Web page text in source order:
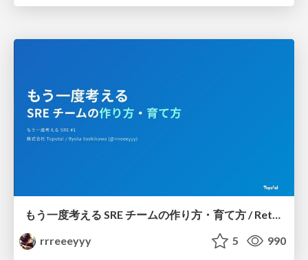
もう一度考える SRE チームの作り方・育て方 / Rethinking SRE #1: Building and Growing SRE Teams
rrreeeyyy
5 990